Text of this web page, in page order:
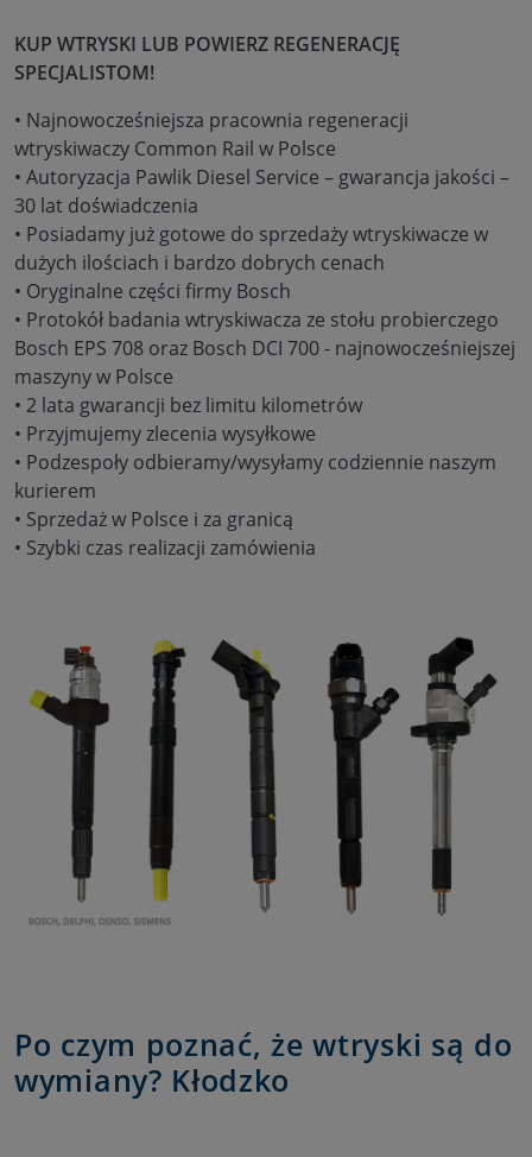
KUP WTRYSKI LUB POWIERZ REGENERACJĘ
SPECJALISTOM!
• Najnowocześniejsza pracownia regeneracji
wtryskiwaczy Common Rail w Polsce
• Autoryzacja Pawlik Diesel Service – gwarancja jakości –
30 lat doświadczenia
• Posiadamy już gotowe do sprzedaży wtryskiwacze w
dużych ilościach i bardzo dobrych cenach
• Oryginalne części firmy Bosch
• Protokół badania wtryskiwacza ze stołu probierczego
Bosch EPS 708 oraz Bosch DCI 700 - najnowocześniejszej
maszyny w Polsce
• 2 lata gwarancji bez limitu kilometrów
• Przyjmujemy zlecenia wysyłkowe
• Podzespoły odbieramy/wysyłamy codziennie naszym
kurierem
• Sprzedaż w Polsce i za granicą
• Szybki czas realizacji zamówienia
Po czym poznać, że wtryski są do
wymiany? Kłodzko